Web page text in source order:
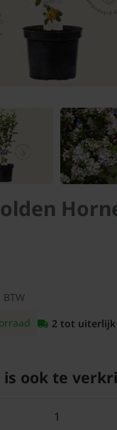
2 tot uiterlijk
ook te